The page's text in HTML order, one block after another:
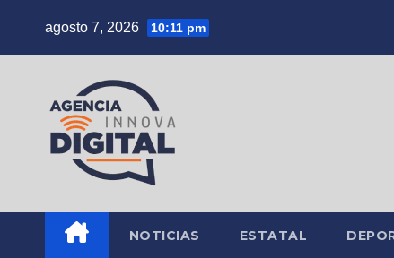
agosto 7, 2026 10:11 pm
NOTICIAS ESTATAL